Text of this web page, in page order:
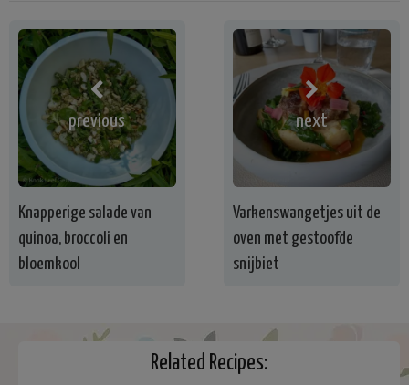
previous
Knapperige salade van
quinoa, broccoli en
bloemkool
next
Varkenswangetjes uit de
oven met gestoofde
snijbiet
Related Recipes: